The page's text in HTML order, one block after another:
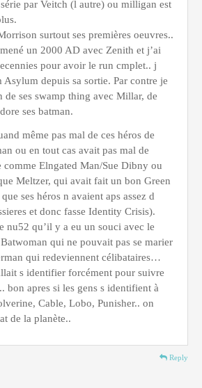
par Veitch (l autre) ou milligan est
surtout ses premières oeuvres..
un 2000 AD avec Zenith et j’ai
pour avoir le run cmplet.. j
Asylum depuis sa sortie. Par contre je
de ses swamp thing avec Millar, de
ses batman.
même pas mal de ces héros de
ou en tout cas avait pas mal de
comme Elngated Man/Sue Dibny ou
Meltzer, qui avait fait un bon Green
ses héros n avaient aps assez d
et donc fasse Identity Crisis).
nu52 qu’il y a eu un souci avec le
qui ne pouvait pas se marier
qui redeviennent célibataires…
s identifier forcément pour suivre
bon apres si les gens s identifient à
Cable, Lobo, Punisher.. on
de la planète..
Reply